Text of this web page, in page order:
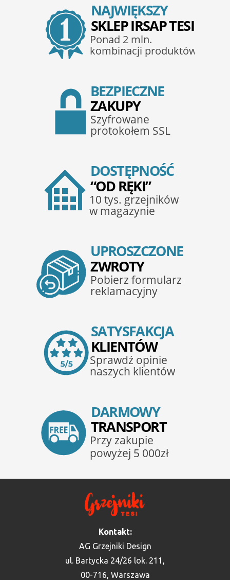
Kontakt:
AG Grzejniki Design
ul. Bartycka 24/26 lok. 211,
00-716, Warszawa